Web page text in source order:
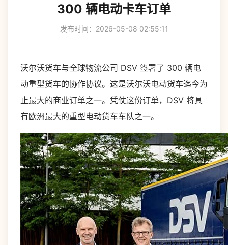
300 辆电动卡车订单
发布时间：2026-05-08 02:55:11
沃尔沃货车与全球物流公司 DSV 签署了 300 辆电
动重型货车的协作协议。这是沃尔沃电动货车迄今为
止最大的商业订单之一。凭仗这份订单，DSV 将具
有欧洲最大的重型电动货车车队之一。